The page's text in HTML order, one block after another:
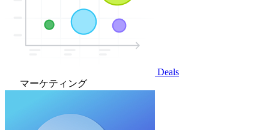
Deals
マーケティング